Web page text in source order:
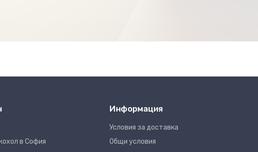
в София
Информация
Условия за доставка
Общи условия